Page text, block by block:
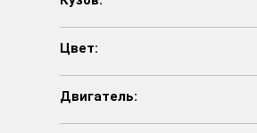
Цвет:
Двигатель: